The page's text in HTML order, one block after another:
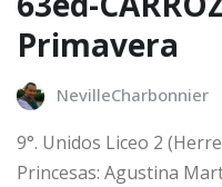
Primavera
NevilleCharbonnier
9°. Unidos Liceo 2
Princesas: Agustina